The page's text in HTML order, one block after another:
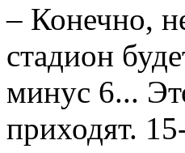
– Конечно,
стадион
минус 6...
приходят.